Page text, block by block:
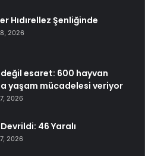
Hıdırellez Şenliğinde
2026
değil esaret: 600 hayvan
yaşam mücadelesi veriyor
2026
46 Yaralı
2026